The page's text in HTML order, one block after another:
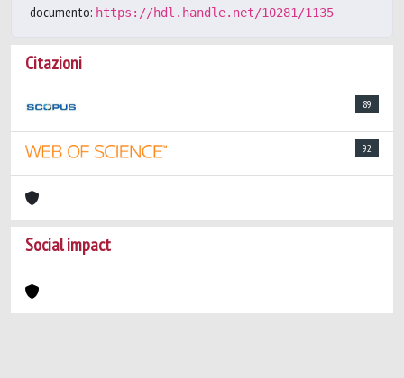
documento: https://hdl.handle.net/10281/1135
Citazioni
89
92
Social impact